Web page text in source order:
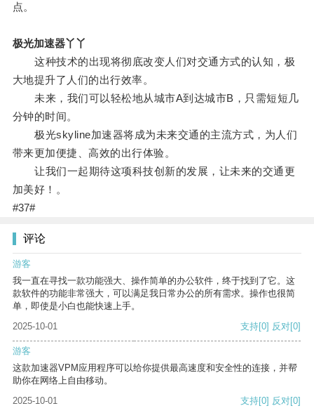
点。
极光加速器丫丫
这种技术的出现将彻底改变人们对交通方式的认知，极
大地提升了人们的出行效率。
未来，我们可以轻松地从城市A到达城市B，只需短短几
分钟的时间。
极光skyline加速器将成为未来交通的主流方式，为人们
带来更加便捷、高效的出行体验。
让我们一起期待这项科技创新的发展，让未来的交通更
加美好！。
#37#
评论
游客
我一直在寻找一款功能强大、操作简单的办公软件，终于找到了它。这
款软件的功能非常强大，可以满足我日常办公的所有需求。操作也很简
单，即使是小白也能快速上手。
2025-10-01
支持[0] 反对[0]
游客
这款加速器VPM应用程序可以给你提供最高速度和安全性的连接，并帮
助你在网络上自由移动。
2025-10-01
支持[0] 反对[0]